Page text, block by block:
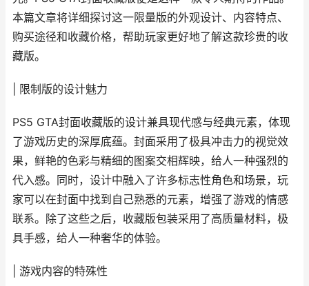
本篇文章将详细探讨这一限量版的外观设计、内容特点、
购买途径和收藏价格，帮助玩家更好地了解这款珍贵的收
藏版。
| 限制版的设计魅力
PS5 GTA封面收藏版的设计兼具现代感与经典元素，体现
了游戏历史的深厚底蕴。封面采用了极具冲击力的视觉效
果，鲜艳的色彩与精细的图案交相辉映，给人一种强烈的
代入感。同时，设计中融入了许多标志性角色和场景，玩
家可以在封面中找到自己熟悉的元素，增强了游戏的情感
联系。除了这些之后，收藏版包装采用了高质量材料，极
具手感，给人一种奢华的体验。
| 游戏内容的特殊性